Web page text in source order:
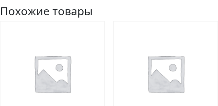
Похожие товары